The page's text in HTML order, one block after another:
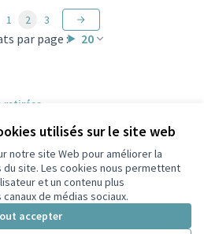
utilisés sur le site web
notre site Web pour améliorer la
site. Les cookies nous permettent
et un contenu plus
de médias sociaux.
accepter
par page : 20
1 2 3
retirées
Facebook
sur Instagram
sur YouTube